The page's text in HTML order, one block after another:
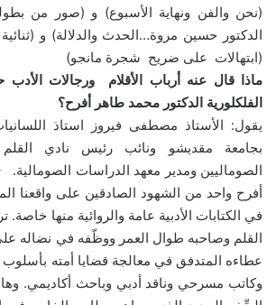
(نحن والفن ونهاية الأسبوع) و (صور من
الدكتور حسين مروة…الحدث والدلالة) و
(ابتهالات على ضريح شجرة مانجو)
ماذا قال عنه أرباب الأقلام ورجالات
الفلكلورية الدكتور محمد طاهر أفرح؟
يقول: الأستاذ مصطفى فيروز استاذ
بجامعة مقديشو ونائب رئيس نادي القلم
الصوماليين ومدير معهد الدراسات الصومالية.
أفرح واحد من الشهود الصادقين على واقعنا
في الكتابات الأدبية عامة والروائية منها
القلم وصاحبه طوال العمر ووظّفه في نضاله
عطاءه المتدفق في معالجة قضايا أمته بأسلوب
وكاتب مسرحي وناقد أدبي وباحث أكاديمي. وها